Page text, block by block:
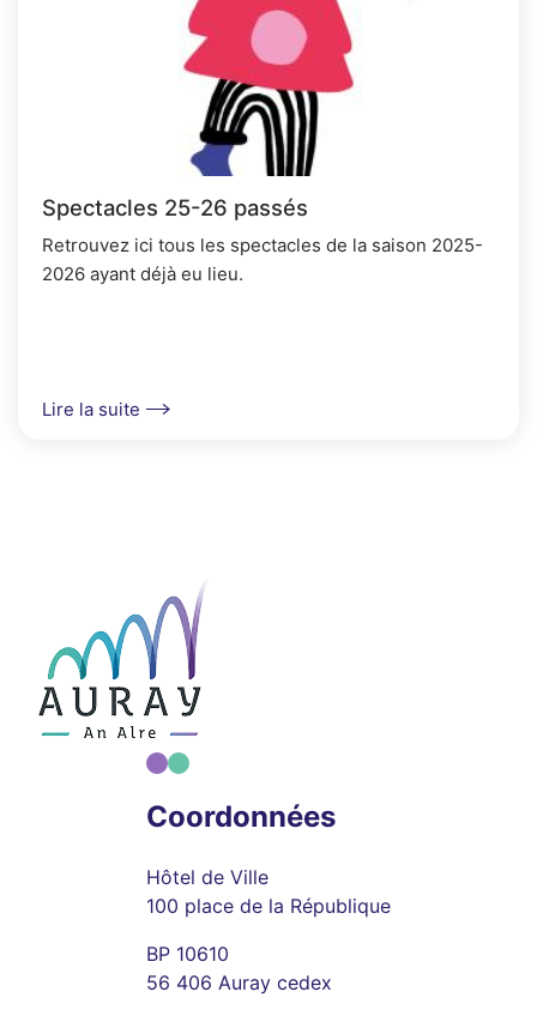
Spectacles 25-26 passés
Retrouvez ici tous les spectacles de la saison 2025-
2026 ayant déjà eu lieu.
Lire la suite
Coordonnées
Hôtel de Ville
100 place de la République
BP 10610
56 406 Auray cedex